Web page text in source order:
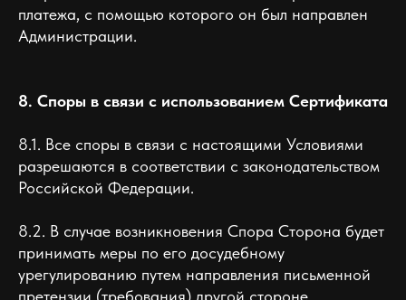
платежа, с помощью которого он был направлен
Администрации.
8. Споры в связи с использованием Сертификата
8.1. Все споры в связи с настоящими Условиями
разрешаются в соответствии с законодательством
Российской Федерации.
8.2. В случае возникновения Спора Сторона будет
принимать меры по его досудебному
урегулированию путем направления письменной
претензии (требования) другой стороне.